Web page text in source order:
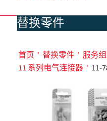
替换零件
首页 ' 替换零件 ' 服务
11 系列电气连接器 ' 11-